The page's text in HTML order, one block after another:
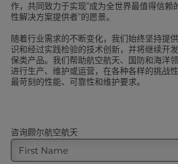
作，共同致力于实现“成为全世界最值得信赖
性解决方案提供者”的愿景。
随着行业需求的不断变化，我们始终坚持提
识和经过实践检验的技术创新，并将继续开
保类产品。我们帮助航空航天、国防和海洋
进行生产、维护或运营，在各种各样的挑战
最苛刻的性能、可靠性和维护要求。
咨询颇尔航空航天
First Name